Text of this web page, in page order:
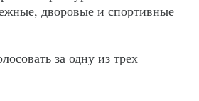
дворовые и спортивные
за одну из трех